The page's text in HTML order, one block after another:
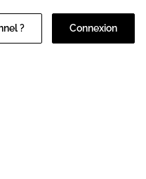
? Connexion